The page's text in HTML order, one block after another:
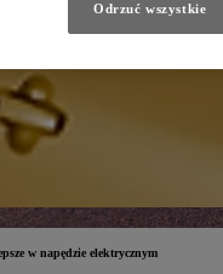
w napędzie elektrycznym
Odrzuć wszystkie